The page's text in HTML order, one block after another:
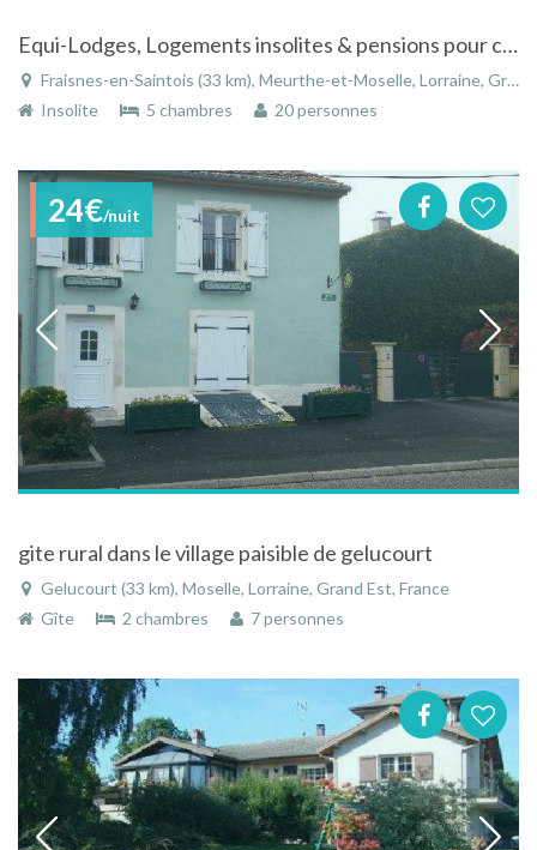
Equi-Lodges, Logements insolites & pensions pour chevaux
Fraisnes-en-Saintois (33 km), Meurthe-et-Moselle, Lorraine, Grand Est, France
Insolite
5 chambres 20 personnes
24€/nuit
gite rural dans le village paisible de gelucourt
Gelucourt (33 km), Moselle, Lorraine, Grand Est, France
Gîte
2 chambres 7 personnes